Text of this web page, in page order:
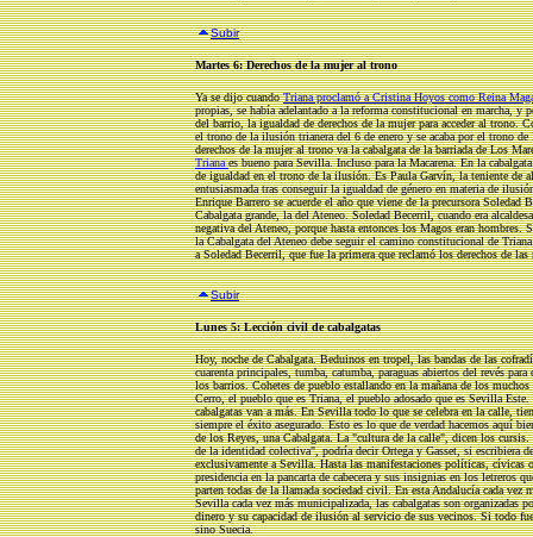
Subir
Martes 6: Derechos de la mujer al trono
Ya se dijo cuandoTriana proclamó a Cristina Hoyoscomo Reina
propias, se había adelantado a la reforma constitucional en marcha, y
del barrio, la igualdad de derechos de la mujer para acceder al trono.
el trono de la ilusión trianera del 6 de enero y se acaba por el trono
derechos de la mujer al trono va la cabalgata de la barriada de Los
Triana es bueno para Sevilla. Incluso para la Macarena. En la
de igualdad en el trono de la ilusión. Es Paula Garvín, la teniente de
entusiasmada tras conseguir la igualdad de género en materia de
Enrique Barrero se acuerde el año que viene de la precursora Soledad
Cabalgata grande, la del Ateneo. Soledad Becerril, cuando era
negativa del Ateneo, porque hasta entonces los Magos eran
la Cabalgata del Ateneo debe seguir el camino constitucional de
a Soledad Becerril, que fue la primera que reclamó los derechos de
Subir
Lunes 5: Lección civil de cabalgatas
Hoy, noche de Cabalgata. Beduinos en tropel, las bandas de las
cuarenta principales, tumba, catumba, paraguas abiertos del revés
los barrios. Cohetes de pueblo estallando en la mañana de los
Cerro, el pueblo que es Triana, el pueblo adosado que es Sevilla
cabalgatas van a más. En Sevilla todo lo que se celebra en la calle,
siempre el éxito asegurado. Esto es lo que de verdad hacemos aquí
de los Reyes, una Cabalgata. La "cultura de la calle", dicen los
de la identidad colectiva", podría decir Ortega y Gasset, si escribiera
exclusivamente a Sevilla. Hasta las manifestaciones políticas, cívicas
presidencia en la pancarta de cabecera y sus insignias en los letreros
parten todas de la llamada sociedad civil. En esta Andalucía cada vez
Sevilla cada vez más municipalizada, las cabalgatas son organizadas
dinero y su capacidad de ilusión al servicio de sus vecinos. Si todo
sino Suecia.